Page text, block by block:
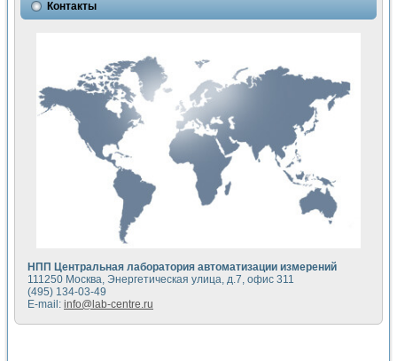
Симуляция отклика импульсного радиолокационного
Автоматизация формирования уравнений состояния для
Разработка автоматизированного стенда для измерения
Применение среды LabVIEW для построения картины
Портативная система для определения показателей
Использование LabVIEW для управления источником
Устройство для снятия вольт-амперных характеристик
Передовые научные технологии: нано-, фемто-,
Автоматизированная установка по измерению временных
Автоматизированный лабораторный комплекс на базе
Визуализация моделирования и оптимизации тепловой
Виртуальный прибор для исследования функциональных
Исследование возможности создания экономичного
Исследование кинетики движения макрочастиц в
Метод прогнозирования свойств дисперсных продуктов
Недорогая система управления сверхпроводящим
Применение технологий NI в курсе экспериментальной
Расчет переноса аэрозоля и выпадения осадка в
Контакты
НПП Центральная лаборатория автоматизации измерений
111250 Москва, Энергетическая улица, д.7, офис 311
(495) 134-03-49
E-mail: info@lab-centre.ru